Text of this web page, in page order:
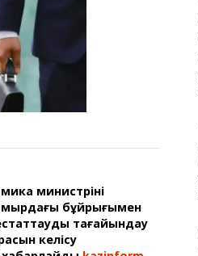
министрінің
бұйрығымен
тағайындау
келісу